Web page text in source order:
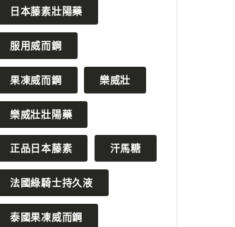
日本藤素壯陽藥
服用威而鋼
果凍威而鋼 樂威壯
樂威壯壯陽藥
正品日本藤素 汗馬糖
法國綠騎士持久液
泰國果凍威而鋼